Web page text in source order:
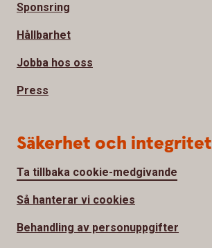
Sponsring
Hållbarhet
Jobba hos oss
Press
Säkerhet och integritet
Ta tillbaka cookie-medgivande
Så hanterar vi cookies
Behandling av personuppgifter